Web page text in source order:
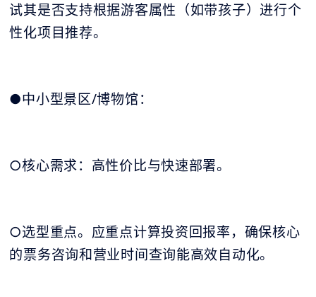
试其是否支持根据游客属性（如带孩子）进行个
性化项目推荐。
●中小型景区/博物馆：
○核心需求：高性价比与快速部署。
○选型重点。应重点计算投资回报率，确保核心
的票务咨询和营业时间查询能高效自动化。